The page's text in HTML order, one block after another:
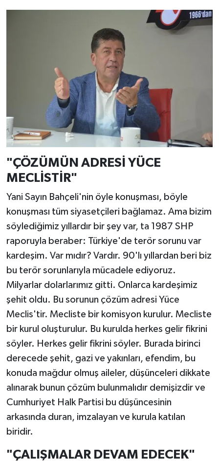
"ÇÖZÜMÜN ADRESİ YÜCE
MECLİSTİR"
Yani Sayın Bahçeli'nin öyle konuşması, böyle
konuşması tüm siyasetçileri bağlamaz. Ama bizim
söylediğimiz yıllardır bir şey var, ta 1987 SHP
raporuyla beraber: Türkiye'de terör sorunu var
kardeşim. Var mıdır? Vardır. 90'lı yıllardan beri biz
bu terör sorunlarıyla mücadele ediyoruz.
Milyarlar dolarlarımız gitti. Onlarca kardeşimiz
şehit oldu. Bu sorunun çözüm adresi Yüce
Meclis'tir. Mecliste bir komisyon kurulur. Mecliste
bir kurul oluşturulur. Bu kurulda herkes gelir fikrini
söyler. Herkes gelir fikrini söyler. Burada birinci
derecede şehit, gazi ve yakınları, efendim, bu
konuda mağdur olmuş aileler, düşünceleri dikkate
alınarak bunun çözüm bulunmalıdır demişizdir ve
Cumhuriyet Halk Partisi bu düşüncesinin
arkasında duran, imzalayan ve kurula katılan
biridir.
"ÇALIŞMALAR DEVAM EDECEK"